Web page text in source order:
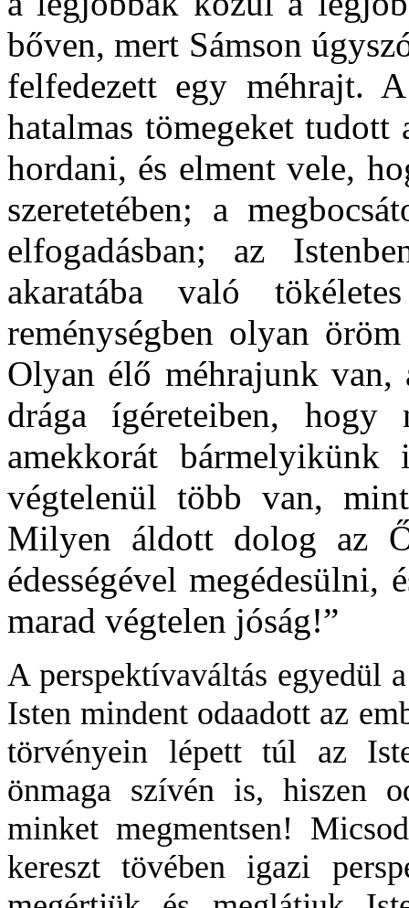
bőven, mert Sámson
felfedezett egy méhrajt.
hatalmas tömegeket tudott
hordani, és elment vele,
szeretetében; a
elfogadásban; az
akaratába való
reménységben olyan
Olyan élő méhrajunk van,
drága ígéreteiben,
amekkorát
végtelenül több van,
Milyen áldott dolog az
édességével
marad végtelen jóság!”
A perspektívaváltás egyedül
Isten mindent odaadott az
törvényein lépett túl az
önmaga szívén is, hiszen
minket megmentsen!
kereszt tövében igazi